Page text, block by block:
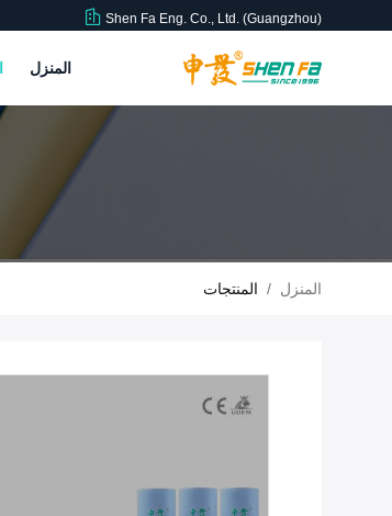
Shen Fa Eng. Co., Ltd. (Guangzhou)
المنزل
المنزل / المنتجات